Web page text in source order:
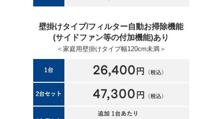
壁掛けタイプ/フィルター自動お掃除機能
(サイドファン等の付加機能)あり
＜家庭用壁掛けタイプ幅120cm未満＞